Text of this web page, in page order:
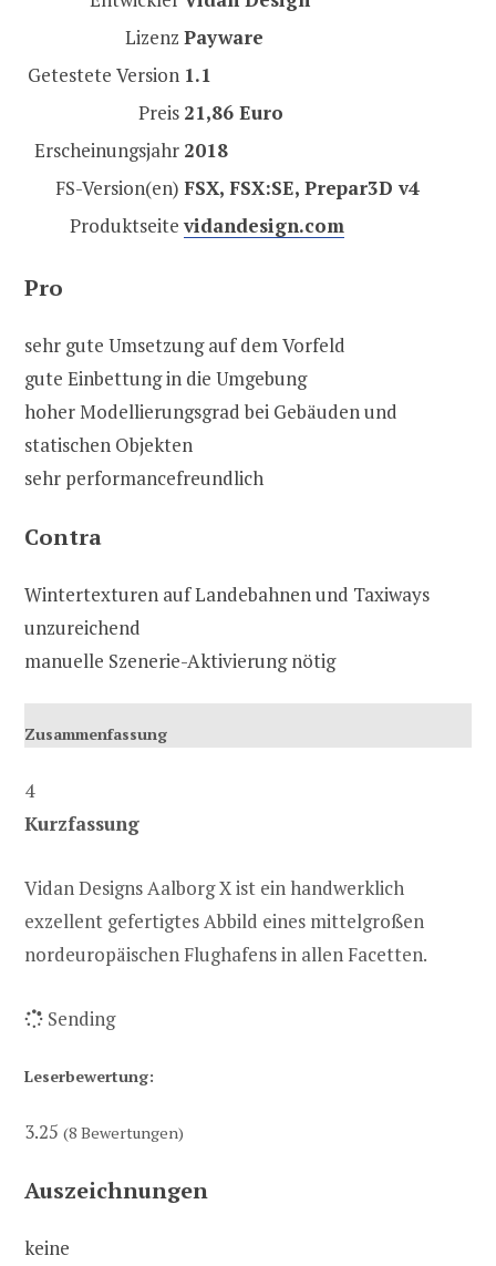
Lizenz Payware
Getestete Version 1.1
Preis 21,86 Euro
Erscheinungsjahr 2018
FS-Version(en) FSX, FSX:SE, Prepar3D v4
Produktseite vidandesign.com
Pro
sehr gute Umsetzung auf dem Vorfeld
gute Einbettung in die Umgebung
hoher Modellierungsgrad bei Gebäuden und
statischen Objekten
sehr performancefreundlich
Contra
Wintertexturen auf Landebahnen und Taxiways
unzureichend
manuelle Szenerie-Aktivierung nötig
Zusammenfassung
4
Kurzfassung
Vidan Designs Aalborg X ist ein handwerklich
exzellent gefertigtes Abbild eines mittelgroßen
nordeuropäischen Flughafens in allen Facetten.
Sending
Leserbewertung:
3.25 (8 Bewertungen)
Auszeichnungen
keine